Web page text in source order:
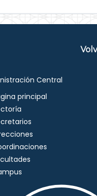
Central
principal